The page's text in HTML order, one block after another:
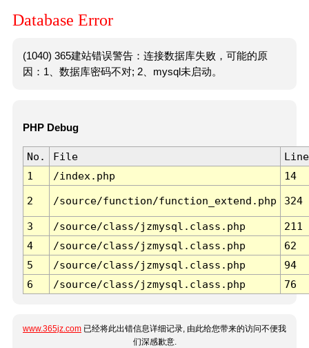
Database Error
(1040) 365建站错误警告：连接数据库失败，可能的原
因：1、数据库密码不对; 2、mysql未启动。
PHP Debug
No. File
Line
1
/index.php 14
2 /source/function/function_extend.php 324
3 /source/class/jzmysql.class.php
211
4
/source/class/jzmysql.class.php
62
5
/source/class/jzmysql.class.php
94
6
/source/class/jzmysql.class.php 76
www.365jz.com 已经将此出错信息详细记录, 由此给您带来的访问不便我
们深感歉意.